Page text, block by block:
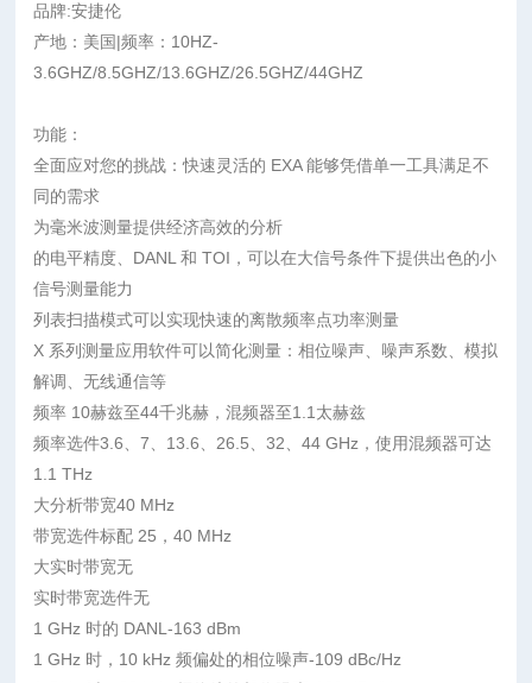
品牌:安捷伦
产地：美国|频率：10HZ-
3.6GHZ/8.5GHZ/13.6GHZ/26.5GHZ/44GHZ
功能：
全面应对您的挑战：快速灵活的 EXA 能够凭借单一工具满足不
同的需求
为毫米波测量提供经济高效的分析
的电平精度、DANL 和 TOI，可以在大信号条件下提供出色的小
信号测量能力
列表扫描模式可以实现快速的离散频率点功率测量
X 系列测量应用软件可以简化测量：相位噪声、噪声系数、模拟
解调、无线通信等
频率 10赫兹至44千兆赫，混频器至1.1太赫兹
频率选件3.6、7、13.6、26.5、32、44 GHz，使用混频器可达
1.1 THz
大分析带宽40 MHz
带宽选件标配 25，40 MHz
大实时带宽无
实时带宽选件无
1 GHz 时的 DANL-163 dBm
1 GHz 时，10 kHz 频偏处的相位噪声-109 dBc/Hz